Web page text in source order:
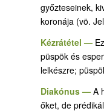
győzteseinek,
koronája (vö.
Kézrátétel —
püspök és
lelkészre;
Diakónus — A
őket, de